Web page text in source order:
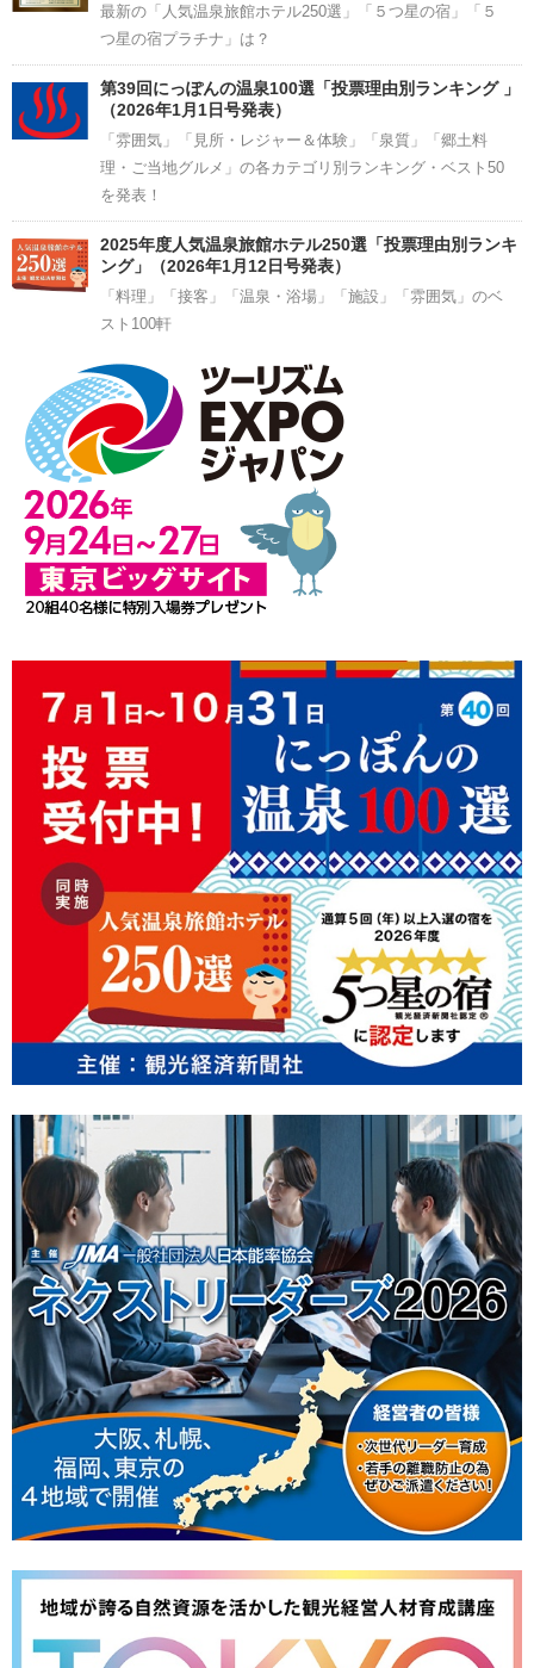
最新の「人気温泉旅館ホテル250選」「５つ星の宿」「５
つ星の宿プラチナ」は？
第39回にっぽんの温泉100選「投票理由別ランキング 」
（2026年1月1日号発表）
「雰囲気」「見所・レジャー＆体験」「泉質」「郷土料
理・ご当地グルメ」の各カテゴリ別ランキング・ベスト50
を発表！
2025年度人気温泉旅館ホテル250選「投票理由別ランキ
ング」（2026年1月12日号発表）
「料理」「接客」「温泉・浴場」「施設」「雰囲気」のベ
スト100軒